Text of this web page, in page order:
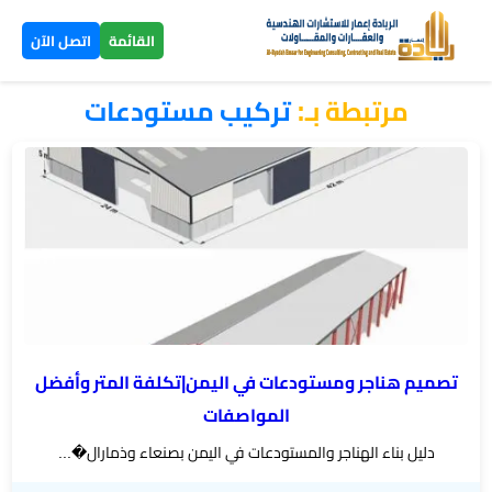
القائمة اتصل الآن ×
بناء
مفتاح
مرتبطة بـ:تركيب مستودعات
تصميم هناجر ومستودعات في اليمن|تكلفة المتر وأفضل
المواصفات
دليل بناء الهناجر والمستودعات في اليمن بصنعاء وذمارال�...